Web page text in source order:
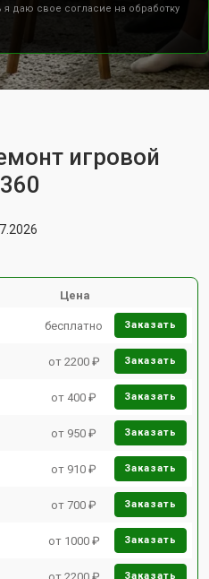
я даю свое согласие на обработку
игровой
Цена
бесплатно Заказать
от 2200 ₽ Заказать
от 400 ₽ Заказать
от 950 ₽ Заказать
от 910 ₽ Заказать
от 700 ₽ Заказать
от 1000 ₽ Заказать
от 2200 ₽ Заказать